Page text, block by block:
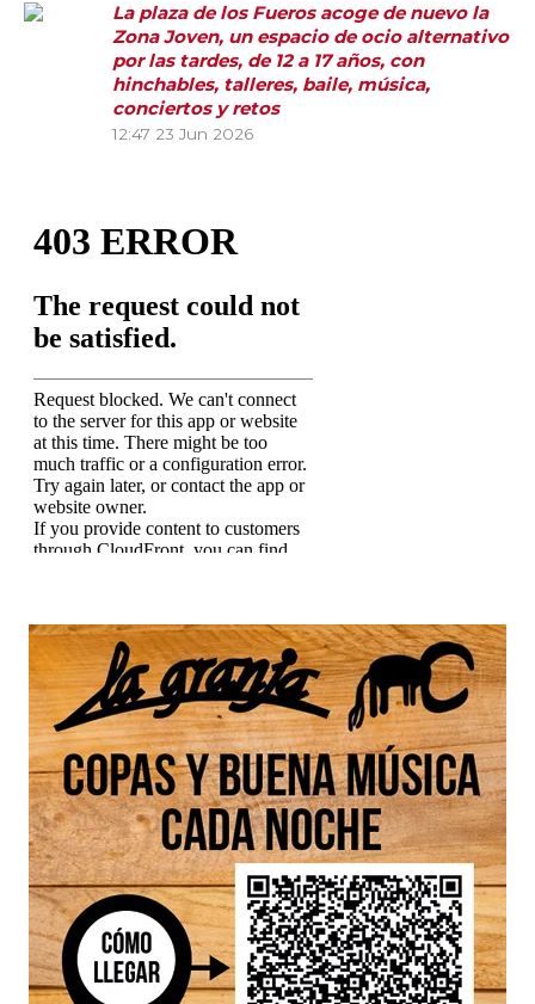
La plaza de los Fueros acoge de nuevo la
Zona Joven, un espacio de ocio alternativo
por las tardes, de 12 a 17 años, con
hinchables, talleres, baile, música,
conciertos y retos
12:47 23 Jun 2026